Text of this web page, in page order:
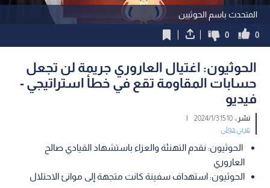
المتحدث باسم الحوثيين
0
0
الحوثيون: اغتيال العاروري جريمة لن تجعل
حسابات المقاومة تقع في خطأ استراتيجي -
فيديو
نشر :15:10 2024/1/3
|
عربي دولي
الحوثيون: نقدم التهنئة والعزاء باستشهاد القيادي صالح
العاروري
الحوثيون: استهداف سفينة كانت متجهة إلى موانئ الاحتلال